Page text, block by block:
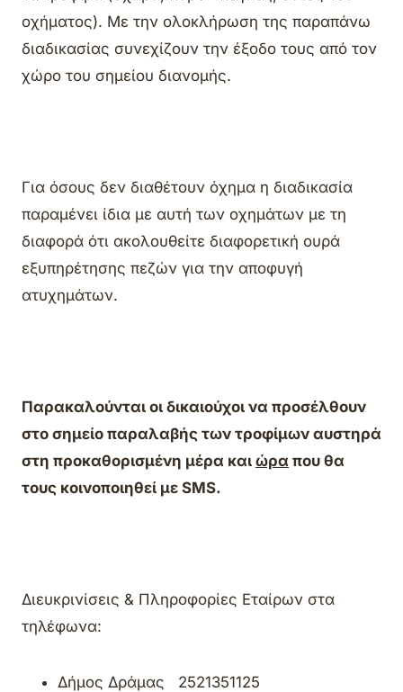
οχήματος). Με την ολοκλήρωση της παραπάνω
διαδικασίας συνεχίζουν την έξοδο τους από τον
χώρο του σημείου διανομής.
Για όσους δεν διαθέτουν όχημα η διαδικασία
παραμένει ίδια με αυτή των οχημάτων με τη
διαφορά ότι ακολουθείτε διαφορετική ουρά
εξυπηρέτησης πεζών για την αποφυγή
ατυχημάτων.
Παρακαλούνται οι δικαιούχοι να προσέλθουν
στο σημείο παραλαβής των τροφίμων αυστηρά
στη προκαθορισμένη μέρα και ώρα που θα
τους κοινοποιηθεί με SMS.
Διευκρινίσεις & Πληροφορίες Εταίρων στα
τηλέφωνα:
Δήμος Δράμας 2521351125